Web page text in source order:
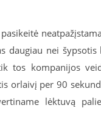
daugiau nei
tos kompanijos
orlaivį per 90
lėktuvą